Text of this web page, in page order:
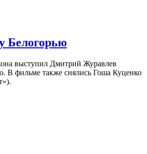
Белогорью
выступил Дмитрий Журавлев
В фильме также снялись Гоша Куценко